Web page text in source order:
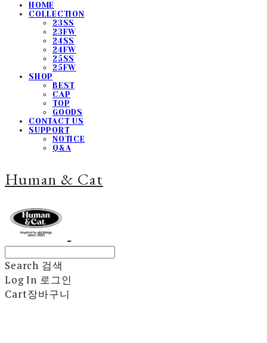
HOME
COLLECTION
23SS
23FW
24SS
24FW
25SS
25FW
SHOP
BEST
CAP
TOP
GOODS
CONTACT US
SUPPORT
NOTICE
Q&A
Human & Cat
Search 검색
Log In 로그인
Cart장바구니